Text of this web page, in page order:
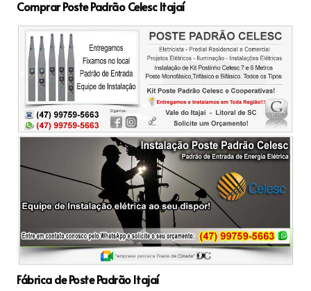
Comprar Poste Padrão Celesc Itajaí
Fábrica de Poste Padrão Itajaí